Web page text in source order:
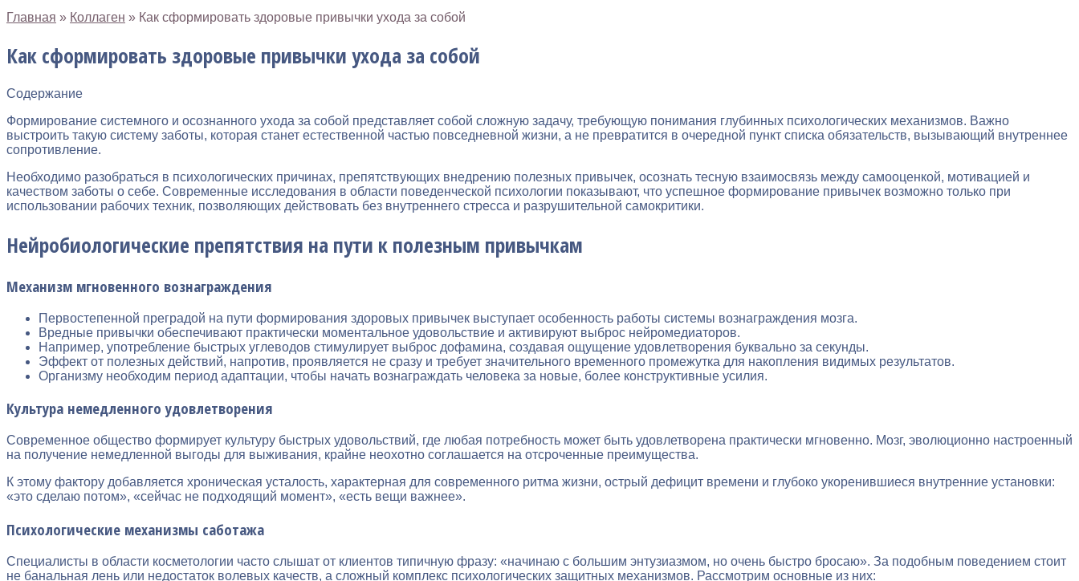
Главная » Коллаген » Как сформировать здоровые привычки ухода за собой
Как сформировать здоровые привычки ухода за собой
Содержание
Формирование системного и осознанного ухода за собой представляет собой сложную задачу, требующую понимания глубинных психологических механизмов. Важно
выстроить такую систему заботы, которая станет естественной частью повседневной жизни, а не превратится в очередной пункт списка обязательств, вызывающий внутреннее
сопротивление.
Необходимо разобраться в психологических причинах, препятствующих внедрению полезных привычек, осознать тесную взаимосвязь между самооценкой, мотивацией и
качеством заботы о себе. Современные исследования в области поведенческой психологии показывают, что успешное формирование привычек возможно только при
использовании рабочих техник, позволяющих действовать без внутреннего стресса и разрушительной самокритики.
Нейробиологические препятствия на пути к полезным привычкам
Механизм мгновенного вознаграждения
Первостепенной преградой на пути формирования здоровых привычек выступает особенность работы системы вознаграждения мозга.
Вредные привычки обеспечивают практически моментальное удовольствие и активируют выброс нейромедиаторов.
Например, употребление быстрых углеводов стимулирует выброс дофамина, создавая ощущение удовлетворения буквально за секунды.
Эффект от полезных действий, напротив, проявляется не сразу и требует значительного временного промежутка для накопления видимых результатов.
Организму необходим период адаптации, чтобы начать вознаграждать человека за новые, более конструктивные усилия.
Культура немедленного удовлетворения
Современное общество формирует культуру быстрых удовольствий, где любая потребность может быть удовлетворена практически мгновенно. Мозг, эволюционно настроенный
на получение немедленной выгоды для выживания, крайне неохотно соглашается на отсроченные преимущества.
К этому фактору добавляется хроническая усталость, характерная для современного ритма жизни, острый дефицит времени и глубоко укоренившиеся внутренние установки:
«это сделаю потом», «сейчас не подходящий момент», «есть вещи важнее».
Психологические механизмы саботажа
Специалисты в области косметологии часто слышат от клиентов типичную фразу: «начинаю с большим энтузиазмом, но очень быстро бросаю». За подобным поведением стоит
не банальная лень или недостаток волевых качеств, а сложный комплекс психологических защитных механизмов. Рассмотрим основные из них: